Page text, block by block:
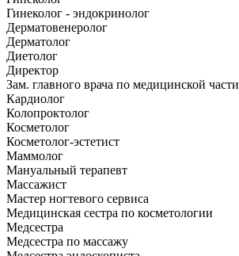
Гинеколог - эндокринолог
Дерматовенеролог
Дерматолог
Диетолог
Директор
Зам. главного врача по медицинской части
Кардиолог
Колопроктолог
Косметолог
Косметолог-эстетист
Маммолог
Мануальный терапевт
Массажист
Мастер ногтевого сервиса
Медицинская сестра по косметологии
Медсестра
Медсестра по массажу